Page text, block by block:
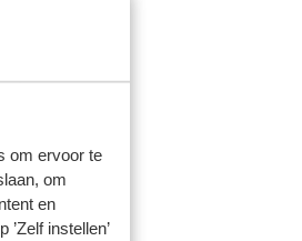
om ervoor te
om
en
’Zelf instellen’